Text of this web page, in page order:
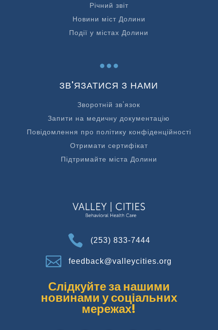
Річний звіт
Новини міст Долини
Події у містах Долини
...
ЗВ'ЯЗАТИСЯ З НАМИ
Зворотній зв'язок
Запити на медичну документацію
Повідомлення про політику конфіденційності
Отримати сертифікат
Підтримайте міста Долини
 (253) 833-7444
 feedback@valleycities.org
Слідкуйте за нашими
новинами у соціальних
мережах!